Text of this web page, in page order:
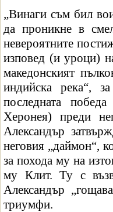
„Винаги съм бил
да проникне в
невероятните
изповед (и уроци)
македонският
индийска река“,
последната
Херонея) преди
Александър
неговия „даймон“,
за похода му на
му Клит. Ту с
Александър
триумфи.